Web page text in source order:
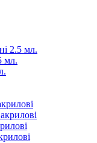
2.5 мл.
мл.